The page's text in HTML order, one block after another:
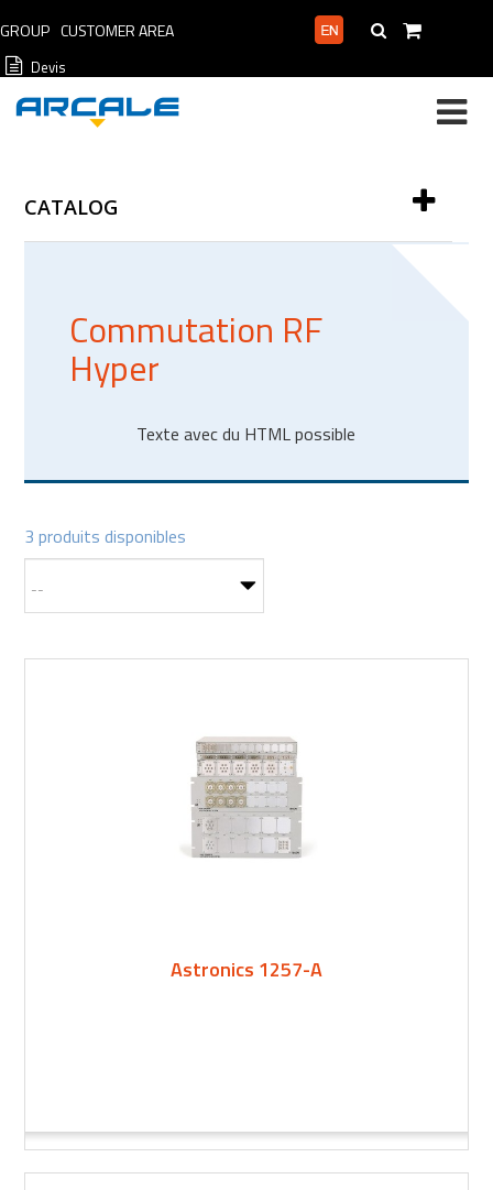
GROUP CUSTOMER AREA
Devis
CATALOG
Commutation RF
Hyper
Texte avec du HTML possible
3 produits disponibles
Astronics 1257-A